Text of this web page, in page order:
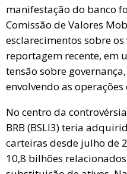
manifestação do banco
Comissão de Valores
esclarecimentos sobre
reportagem recente, em
tensão sobre
envolvendo as
No centro da
BRB (BSLI3) teria
carteiras desde julho de
10,8 bilhões